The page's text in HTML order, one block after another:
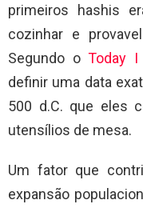
primeiros hashis
cozinhar e
Segundo o Today I
definir uma data
500 d.C. que eles
utensílios de mesa.
Um fator que
expansão